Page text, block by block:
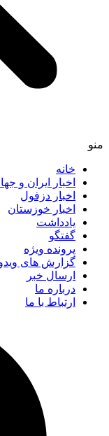
خانه
اخبار ایران و جهان
اخبار دزفول
اخبار خوزستان
یادداشت
گفتگو
پرونده ویژه
گزارش های ویدویی
ارسال خبر
درباره ما
ارتباط با ما